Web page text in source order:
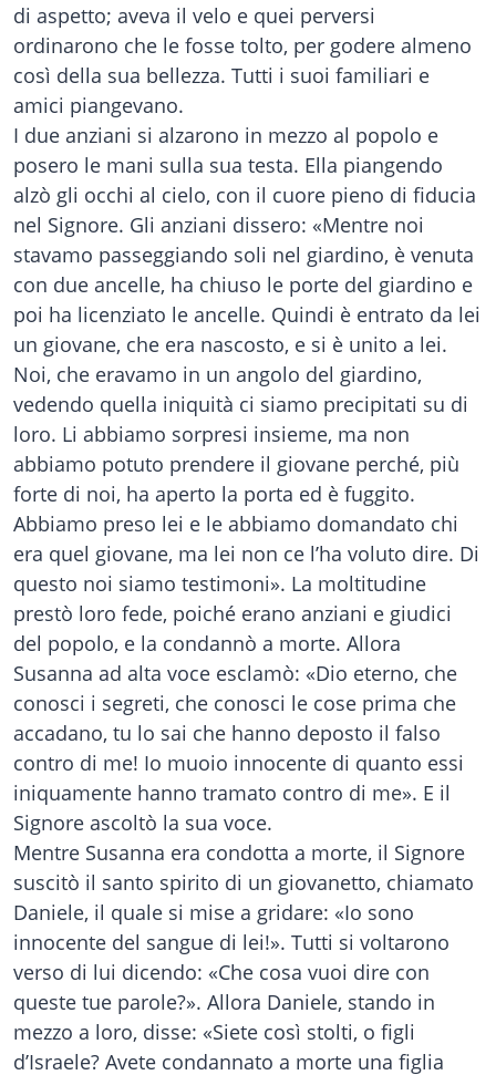
di aspetto; aveva il velo e quei perversi
ordinarono che le fosse tolto, per godere almeno
così della sua bellezza. Tutti i suoi familiari e
amici piangevano.
I due anziani si alzarono in mezzo al popolo e
posero le mani sulla sua testa. Ella piangendo
alzò gli occhi al cielo, con il cuore pieno di fiducia
nel Signore. Gli anziani dissero: «Mentre noi
stavamo passeggiando soli nel giardino, è venuta
con due ancelle, ha chiuso le porte del giardino e
poi ha licenziato le ancelle. Quindi è entrato da lei
un giovane, che era nascosto, e si è unito a lei.
Noi, che eravamo in un angolo del giardino,
vedendo quella iniquità ci siamo precipitati su di
loro. Li abbiamo sorpresi insieme, ma non
abbiamo potuto prendere il giovane perché, più
forte di noi, ha aperto la porta ed è fuggito.
Abbiamo preso lei e le abbiamo domandato chi
era quel giovane, ma lei non ce l’ha voluto dire. Di
questo noi siamo testimoni». La moltitudine
prestò loro fede, poiché erano anziani e giudici
del popolo, e la condannò a morte. Allora
Susanna ad alta voce esclamò: «Dio eterno, che
conosci i segreti, che conosci le cose prima che
accadano, tu lo sai che hanno deposto il falso
contro di me! Io muoio innocente di quanto essi
iniquamente hanno tramato contro di me». E il
Signore ascoltò la sua voce.
Mentre Susanna era condotta a morte, il Signore
suscitò il santo spirito di un giovanetto, chiamato
Daniele, il quale si mise a gridare: «Io sono
innocente del sangue di lei!». Tutti si voltarono
verso di lui dicendo: «Che cosa vuoi dire con
queste tue parole?». Allora Daniele, stando in
mezzo a loro, disse: «Siete così stolti, o figli
d’Israele? Avete condannato a morte una figlia